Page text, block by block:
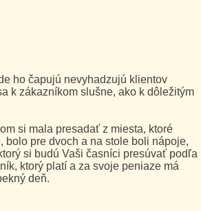
ho čapujú nevyhadzujú klientov
k zákazníkom slušne, ako k dôležitým
si mala presadať z miesta, ktoré
bolo pre dvoch a na stole boli nápoje,
si budú Vaši časníci presúvať podľa
ktorý platí a za svoje peniaze má
deň.